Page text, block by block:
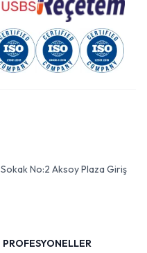
No:2 Aksoy Plaza Giriş
PROFESYONELLER